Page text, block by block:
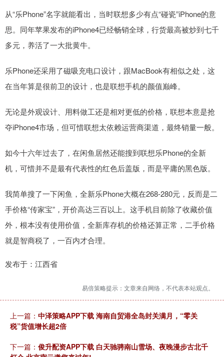
从“乐Phone”名字就能看出，当时联想多少有点“碰瓷”iPhone的意
思。同年苹果发布的iPhone4已经畅销全球，行货最高被炒到七千
多元，养活了一大批黄牛。
乐Phone还采用了磁吸充电口设计，跟MacBook有相似之处，这
在当年算是很前卫的设计，也是联想手机的颜值巅峰。
无论是外观设计、用料做工还是相对更低的价格，联想本意是抢
夺iPhone4市场，但可惜联想太依赖运营商渠道，最终销量一般。
如今十六年过去了，在闲鱼居然还能搜到联想乐Phone的全新
机，可惜并不是最有代表性的红色后盖版，而是平庸的黑色版。
我简单搜了一下闲鱼，全新乐Phone大概在268-280元，反而是二
手价格“传家宝”，开价高达三百以上。这手机目前除了收藏价值
外，根本没有使用价值，全新库存机的价格还算正常，二手价格
就是智商税了，一百内才合理。
发布于：江西省
易倍策略提示：文章来自网络，不代表本站观点。
上一篇： 中泽策略APP下载 海南自贸港全岛封关满月，“零关
税”货值增长超2倍
下一篇： 俊升配资APP下载 白天驰骋南山雪场、夜晚漫步古北千